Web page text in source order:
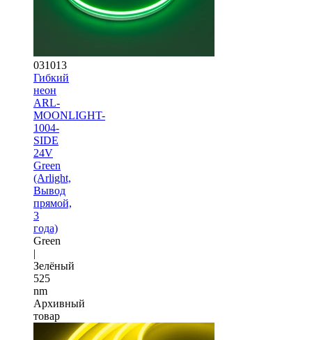
031013
Гибкий
неон
ARL-
MOONLIGHT-
1004-
SIDE
24V
Green
(Arlight,
Вывод
прямой,
3
года)
Green
|
Зелёный
525
nm
Архивный
товар